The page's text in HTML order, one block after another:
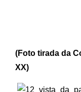
(Foto tirada da
XX)